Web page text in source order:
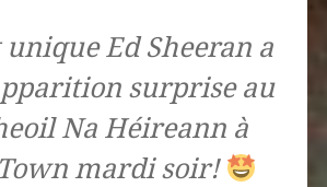
unique Ed Sheeran a
surprise au
Na Héireann à
mardi soir!